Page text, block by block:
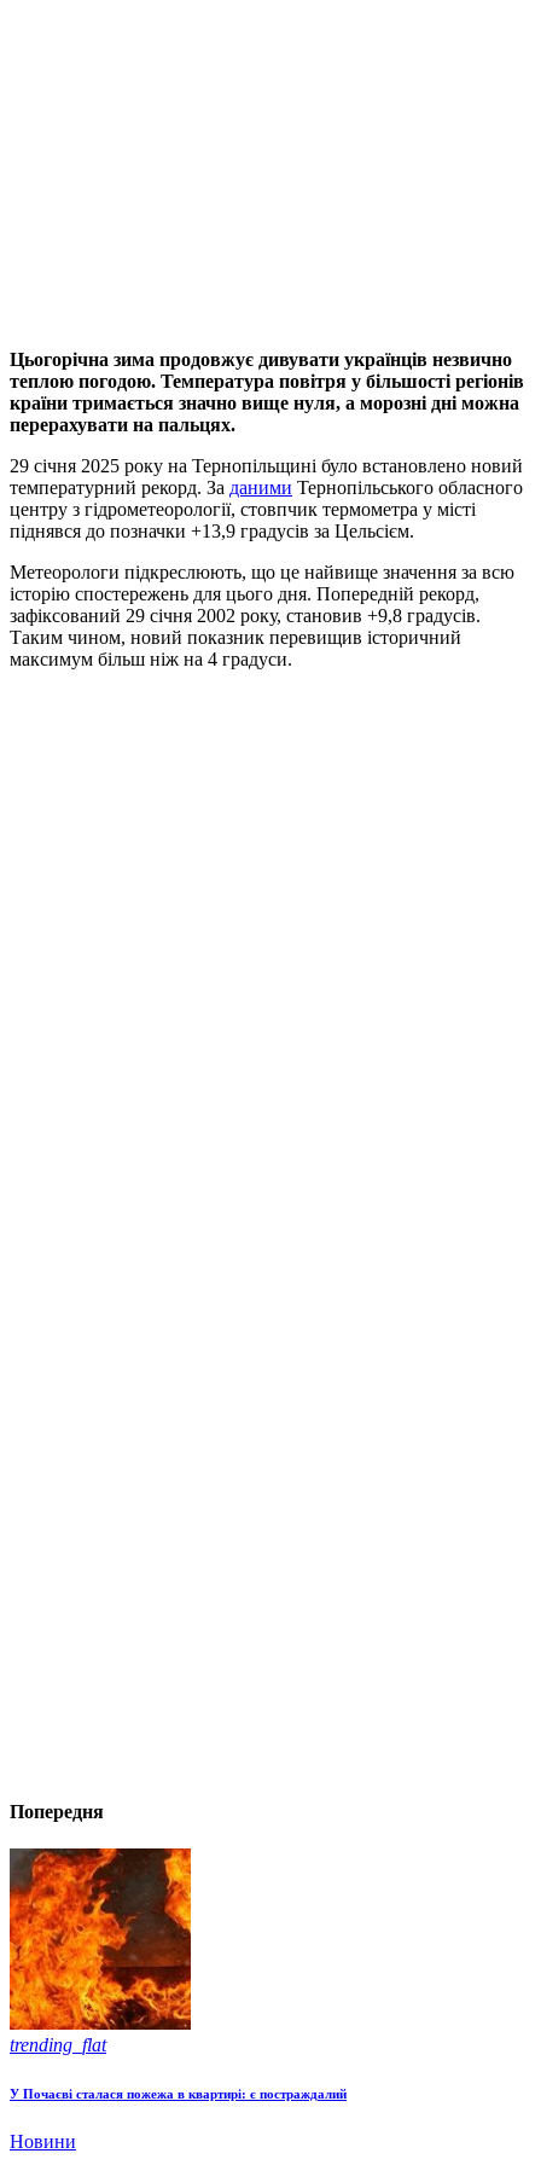
Цьогорічна зима продовжує дивувати українців незвично
теплою погодою. Температура повітря у більшості регіонів
країни тримається значно вище нуля, а морозні дні можна
перерахувати на пальцях.
29 січня 2025 року на Тернопільщині було встановлено новий
температурний рекорд. За даними Тернопільського обласного
центру з гідрометеорології, стовпчик термометра у місті
піднявся до позначки +13,9 градусів за Цельсієм.
Метеорологи підкреслюють, що це найвище значення за всю
історію спостережень для цього дня. Попередній рекорд,
зафіксований 29 січня 2002 року, становив +9,8 градусів.
Таким чином, новий показник перевищив історичний
максимум більш ніж на 4 градуси.
Попередня
trending_flat
У Почаєві сталася пожежа в квартирі: є постраждалий
Новини